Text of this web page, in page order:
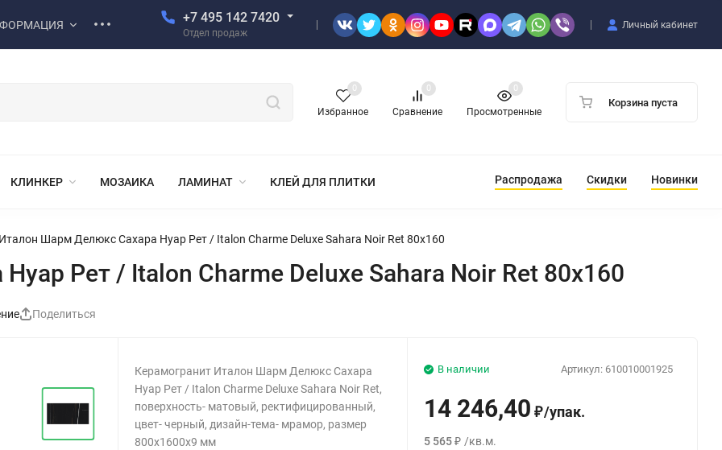
+7 495 142 7420
Отдел продаж
Личный кабинет
Избранное
0
Сравнение
0
Просмотренные
0
Корзина пуста
КЛИНКЕР МОЗАИКА ЛАМИНАТ КЛЕЙ ДЛЯ ПЛИТКИ Распродажа Скидки Новинки
Шарм Делюкс Сахара Нуар Рет / Italon Charme Deluxe Sahara Noir Ret 80x160
Рет / Italon Charme Deluxe Sahara Noir Ret 80x160
Поделиться
Керамогранит Италон Шарм Делюкс Сахара
Нуар Рет / Italon Charme Deluxe Sahara Noir Ret,
поверхность- матовый, ректифицированный,
цвет- черный, дизайн-тема- мрамор, размер
800x1600x9 мм
Артикул: 610010001925
В наличии
14 246,40 ₽/упак.
5 565 ₽ /кв.м.